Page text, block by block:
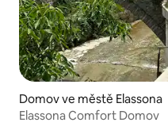
Domov ve městě Elassona
Elassona Comfort Domov